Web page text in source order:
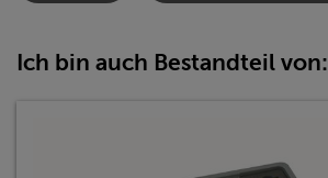
Ich bin auch Bestandteil von: